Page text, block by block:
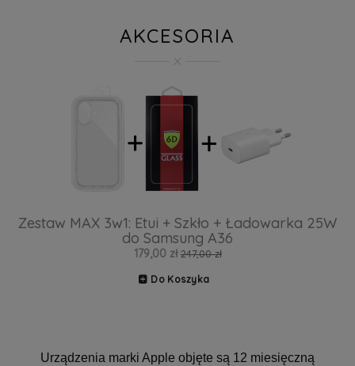
AKCESORIA
Zestaw MAX 3w1: Etui + Szkło + Ładowarka 25W
do Samsung A36
179,00 zł 247,00 zł
Do Koszyka
Urządzenia marki Apple objęte są 12 miesięczną